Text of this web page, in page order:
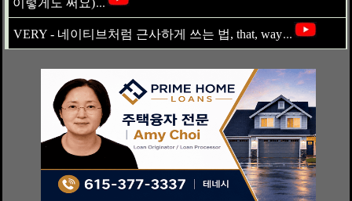
이렇게도 써요)...
VERY - 네이티브처럼 근사하게 쓰는 법, that, way...